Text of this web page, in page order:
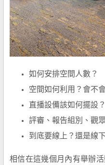
如何安排空間人數？
空間如何利用？會不
直播設備該如何擺設？
評審、報告組別、觀
到底要線上？還是線
相信在這幾個月內有舉辦